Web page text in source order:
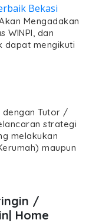
Mengadakan
WINPI, dan
dapat mengikuti
dengan Tutor /
strategi
melakukan
maupun
/
Home